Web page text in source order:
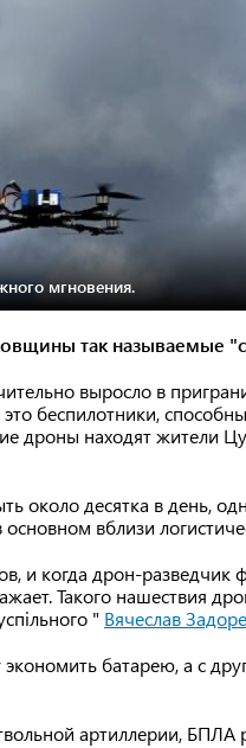
мгновения.
так называемые
выросло в
беспилотники,
дроны находят жители
около десятка в день,
вблизи
и когда дрон-разведчик
Такого нашествия
" Вячеслав
экономить батарею, а с
артиллерии, БПЛА